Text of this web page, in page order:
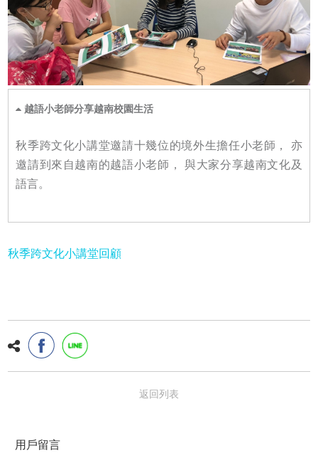
越語小老師分享越南校園生活
秋季跨文化小講堂邀請十幾位的境外生擔任小老師， 亦
邀請到來自越南的越語小老師， 與大家分享越南文化及
語言。
秋季跨文化小講堂回顧
返回列表
用戶留言